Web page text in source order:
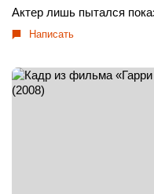
Актер лишь пытался
Написать